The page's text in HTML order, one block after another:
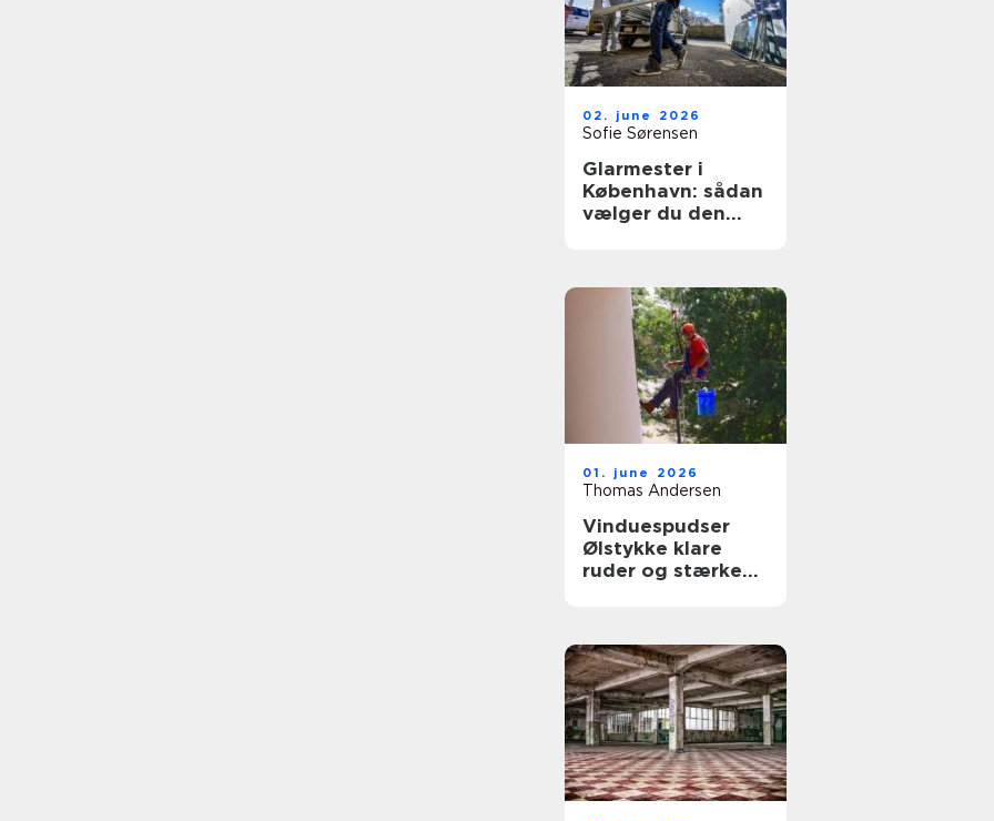
02. june 2026
Sofie Sørensen
Glarmester i
København: sådan
vælger du den
01. june 2026
Thomas Andersen
Vinduespudser
Ølstykke klare
ruder og stærke